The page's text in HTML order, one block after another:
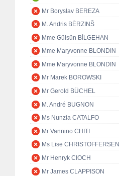
Mr Boryslav BEREZA
M. Andris BĒRZINŠ
Mme Gülsün BİLGEHAN
Mme Maryvonne BLONDIN
Mme Maryvonne BLONDIN
Mr Marek BOROWSKI
Mr Gerold BÜCHEL
M. André BUGNON
Ms Nunzia CATALFO
Mr Vannino CHITI
Ms Lise CHRISTOFFERSEN
Mr Henryk CIOCH
Mr James CLAPPISON